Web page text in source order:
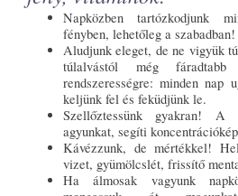
Napközben tartózkodjunk
fényben, lehetőleg a szabadban!
Aludjunk eleget, de ne vigyük
túlalvástól még
rendszerességre: minden nap
keljünk fel és feküdjünk le.
Szellőztessünk gyakran!
agyunkat, segíti
Kávézzunk, de mértékkel!
vizet, gyümölcslét, frissítő
Ha álmosak vagyunk